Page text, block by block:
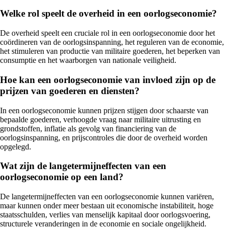
Welke rol speelt de overheid in een oorlogseconomie?
De overheid speelt een cruciale rol in een oorlogseconomie door het
coördineren van de oorlogsinspanning, het reguleren van de economie,
het stimuleren van productie van militaire goederen, het beperken van
consumptie en het waarborgen van nationale veiligheid.
Hoe kan een oorlogseconomie van invloed zijn op de
prijzen van goederen en diensten?
In een oorlogseconomie kunnen prijzen stijgen door schaarste van
bepaalde goederen, verhoogde vraag naar militaire uitrusting en
grondstoffen, inflatie als gevolg van financiering van de
oorlogsinspanning, en prijscontroles die door de overheid worden
opgelegd.
Wat zijn de langetermijneffecten van een
oorlogseconomie op een land?
De langetermijneffecten van een oorlogseconomie kunnen variëren,
maar kunnen onder meer bestaan uit economische instabiliteit, hoge
staatsschulden, verlies van menselijk kapitaal door oorlogsvoering,
structurele veranderingen in de economie en sociale ongelijkheid.